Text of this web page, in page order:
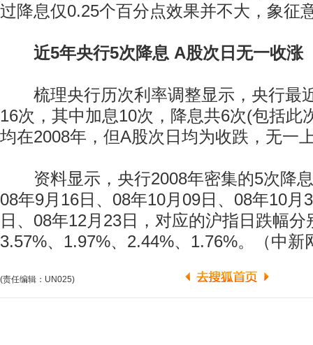
过降息仅0.25个百分点效果并不大，象征
近5年央行5次降息 A股次日无一收涨
梳理央行历次利率调整显示，央行最
16次，其中加息10次，降息共6次(包括此
均在2008年，但A股次日均为收跌，无一
资料显示，央行2008年密集的5次降息
08年9月16日、08年10月09日、08年10月
日、08年12月23日，对应的沪指日跌幅分
3.57%、1.97%、2.44%、1.76%。（中新
(责任编辑：UN025)